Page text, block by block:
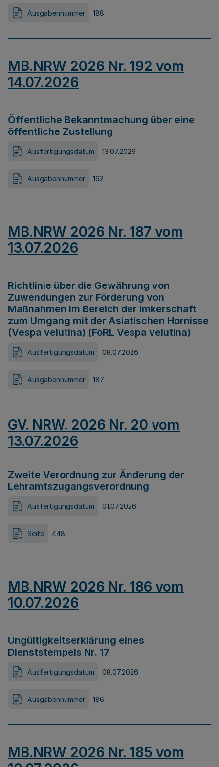
Ausgabennummer 188
MB.NRW 2026 Nr. 192 vom
14.07.2026
Öffentliche Bekanntmachung über eine
öffentliche Zustellung
Ausfertigungsdatum 13.07.2026
Ausgabennummer 192
MB.NRW 2026 Nr. 187 vom
13.07.2026
Richtlinie über die Gewährung von
Zuwendungen zur Förderung von
Maßnahmen im Bereich der Imkerschaft
zum Umgang mit der Asiatischen Hornisse
(Vespa velutina) (FöRL Vespa velutina)
Ausfertigungsdatum 08.07.2026
Ausgabennummer 187
GV. NRW. 2026 Nr. 20 vom
13.07.2026
Zweite Verordnung zur Änderung der
Lehramtszugangsverordnung
Ausfertigungsdatum 01.07.2026
Seite 448
MB.NRW 2026 Nr. 186 vom
10.07.2026
Ungültigkeitserklärung eines
Dienststempels Nr. 17
Ausfertigungsdatum 08.07.2026
Ausgabennummer 186
MB.NRW 2026 Nr. 185 vom